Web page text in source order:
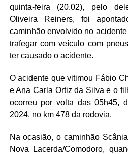
quinta-feira (20.02), pelo
Oliveira Reiners, foi
caminhão envolvido no
trafegar com veículo com
ter causado o acidente.
O acidente que vitimou Fábio
e Ana Carla Ortiz da Silva e o
ocorreu por volta das 05h45,
2024, no km 478 da rodovia.
Na ocasião, o caminhão
Nova Lacerda/Comodoro,